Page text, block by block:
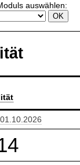
auswählen: